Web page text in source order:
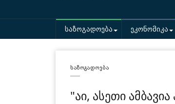
საზოგადოება ეკონომიკა
საზოგადოება
"აი, ასეთი